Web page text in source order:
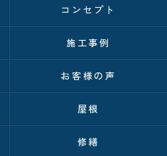
コンセプト
施工事例
お客様の声
屋根
修繕